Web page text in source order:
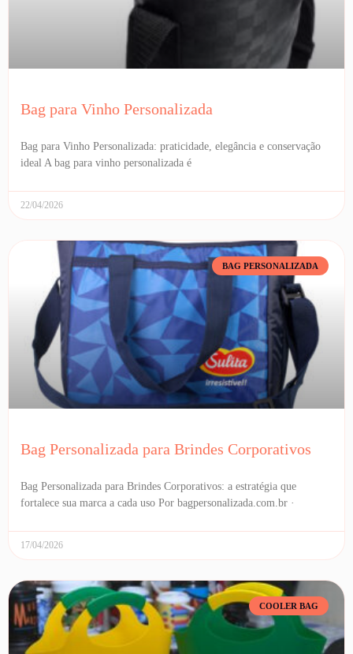
Bag para Vinho Personalizada
Bag para Vinho Personalizada: praticidade, elegância e conservação
ideal A bag para vinho personalizada é
22/04/2026
BAG PERSONALIZADA
Bag Personalizada para Brindes Corporativos
Bag Personalizada para Brindes Corporativos: a estratégia que
fortalece sua marca a cada uso Por bagpersonalizada.com.br ·
17/04/2026
COOLER BAG